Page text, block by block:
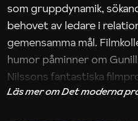
som gruppdynamik,
behovet av ledare i
gemensamma mål.
humor påminner om
Nilssons fantastiska
iakttagelser om hur svårt